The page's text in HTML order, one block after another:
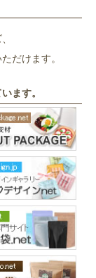
だけます。
ます。